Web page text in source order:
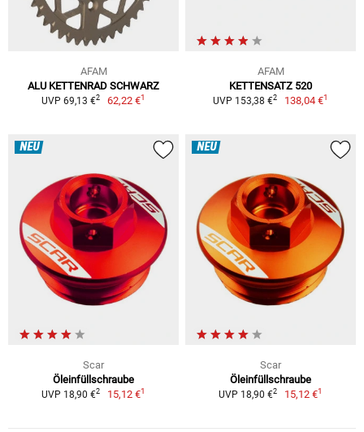
AFAM
ALU KETTENRAD SCHWARZ
UVP 69,13 €2 62,22 €1
AFAM
KETTENSATZ 520
UVP 153,38 €2 138,04 €1
NEU
Scar
Öleinfüllschraube
UVP 18,90 €2 15,12 €1
NEU
Scar
Öleinfüllschraube
UVP 18,90 €2 15,12 €1